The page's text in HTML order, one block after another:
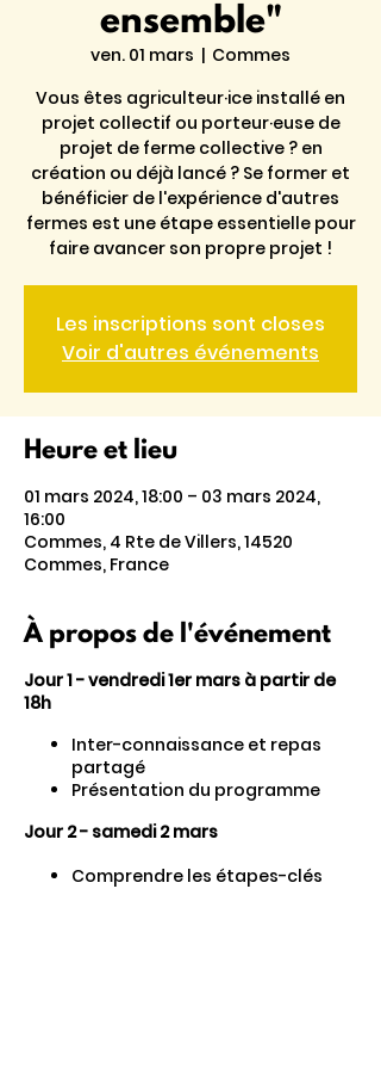
ensemble"
ven. 01 mars
  |
Commes
Vous êtes agriculteur·ice installé en
projet collectif ou porteur·euse de
projet de ferme collective ? en
création ou déjà lancé ? Se former et
bénéficier de l'expérience d'autres
fermes est une étape essentielle pour
faire avancer son propre projet !
Les inscriptions sont closes
Voir d'autres événements
Heure et lieu
01 mars 2024, 18:00 – 03 mars 2024,
16:00
Commes, 4 Rte de Villers, 14520
Commes, France
À propos de l'événement
Jour 1 - vendredi 1er mars à partir de
18h
Inter-connaissance et repas
partagé
Présentation du programme
Jour 2 - samedi 2 mars
Comprendre les étapes-clés